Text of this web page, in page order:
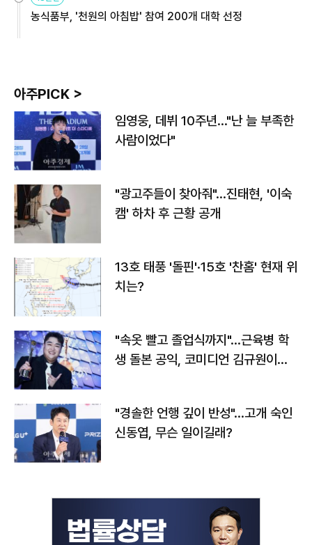
농식품부, '천원의 아침밥' 참여 200개 대학 선정
아주PICK >
임영웅, 데뷔 10주년…"난 늘 부족한
사람이었다"
"광고주들이 찾아줘"…진태현, '이숙
캠' 하차 후 근황 공개
13호 태풍 '돌핀'·15호 '찬홈' 현재 위
치는?
"속옷 빨고 졸업식까지"…근육병 학
생 돌본 공익, 코미디언 김규원이었
"경솔한 언행 깊이 반성"…고개 숙인
신동엽, 무슨 일이길래?